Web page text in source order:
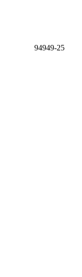
94949-25